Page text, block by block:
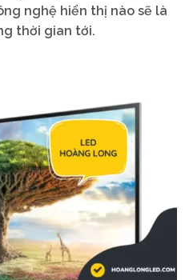
nghệ hiển thị nào sẽ là
thời gian tới.